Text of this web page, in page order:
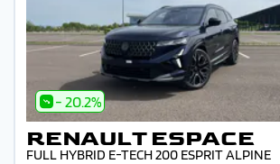
- 20.2%
RENAULT ESPACE
FULL HYBRID E-TECH 200 ESPRIT ALPINE